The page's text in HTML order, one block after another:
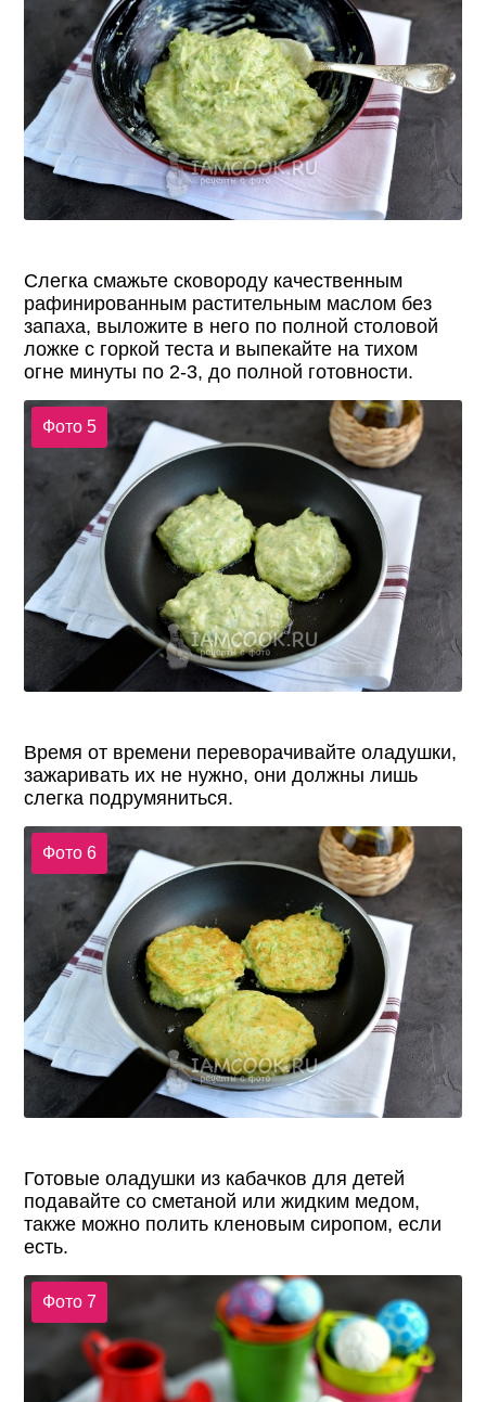
Слегка смажьте сковороду качественным
рафинированным растительным маслом без
запаха, выложите в него по полной столовой
ложке с горкой теста и выпекайте на тихом
огне минуты по 2-3, до полной готовности.
Фото 5
Время от времени переворачивайте оладушки,
зажаривать их не нужно, они должны лишь
слегка подрумяниться.
Фото 6
Готовые оладушки из кабачков для детей
подавайте со сметаной или жидким медом,
также можно полить кленовым сиропом, если
есть.
Фото 7